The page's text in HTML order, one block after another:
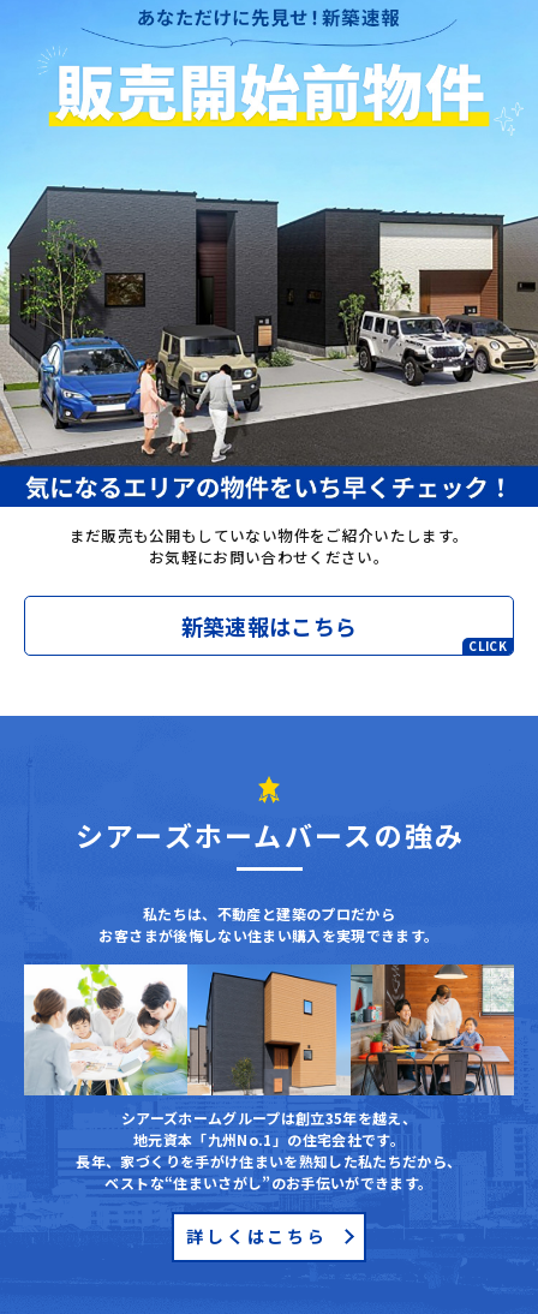
まだ販売も公開もしていない物件をご紹介いたします。
お気軽にお問い合わせください。
新築速報はこちら
CLICK
シアーズホームバースの強み
私たちは、不動産と建築のプロだから
お客さまが後悔しない住まい購入を実現できます。
シアーズホームグループは創立35年を越え、
地元資本「九州No.1」の住宅会社です。
⾧年、家づくりを手がけ住まいを熟知した私たちだから、
ベストな“住まいさがし”のお手伝いができます。
詳しくはこちら